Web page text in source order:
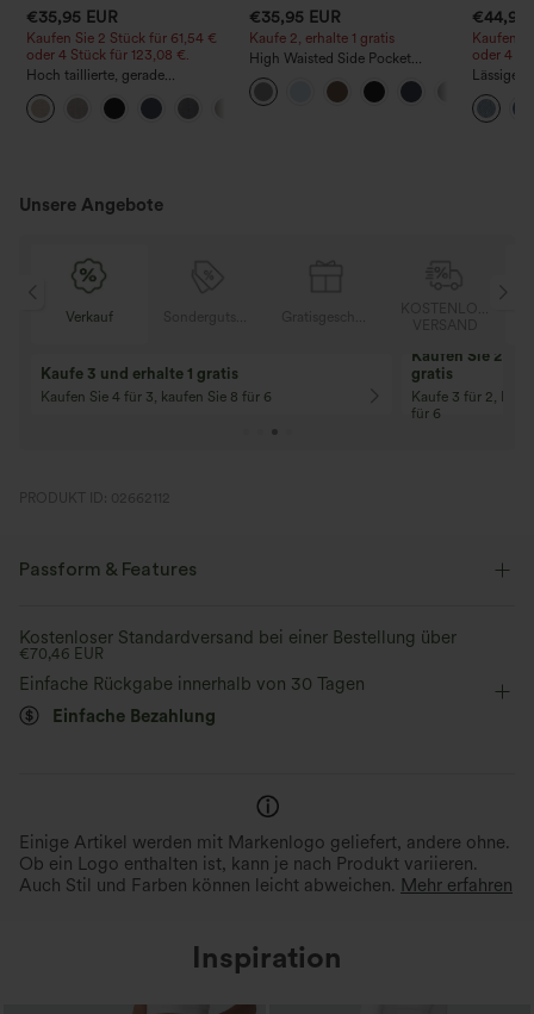
€35,95 EUR
Kaufen Sie 2 Stück für 61,54 €
oder 4 Stück für 123,08 €.
Hoch taillierte, gerade
geschnittene, legere Leinen-
Optik-Hose mit Taschen
€35,95 EUR
Kaufe 2, erhalte 1 gratis
High Waisted Side Pocket
Straight Leg Work Pants
€44,95
Kaufen
oder 4
Lässige
Taschen
Unsere Angebote
10% Rabatt
Ab einem Bestellwert von 107,00 €!
Code: Aug2026
12% Rabatt
Ab einem
Code: Aug2026
PRODUKT ID: 02662112
Passform & Features
Normale Passform V-Ausschnitt Crossover
überziehen Oficina hüftlang
Mittlere Dehnung Vier-Wege-Stretch
Kostenloser Standardversand bei einer Bestellung über
€70,46 EUR
Einfache Rückgabe innerhalb von 30 Tagen
Einfache Bezahlung
Einige Artikel werden mit Markenlogo geliefert, andere ohne.
Ob ein Logo enthalten ist, kann je nach Produkt variieren.
Auch Stil und Farben können leicht abweichen. Mehr erfahren
Inspiration